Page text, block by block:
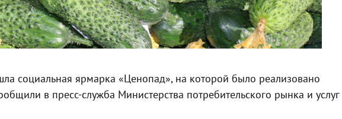
социальная ярмарка «Ценопад», на которой было реализовано
в пресс-служба Министерства потребительского рынка и услуг